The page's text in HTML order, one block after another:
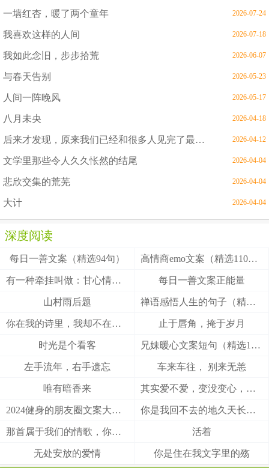
一墙红杏，暖了两个童年 2026-07-24
我喜欢这样的人间 2026-07-18
我如此念旧，步步拾荒 2026-06-07
与春天告别 2026-05-23
人间一阵晚风 2026-05-17
八月未央 2026-04-18
后来才发现，原来我们已经和很多人见完了最后一面 2026-04-12
文学里那些令人久久怅然的结尾 2026-04-04
悲欣交集的荒芜 2026-04-04
大计 2026-04-04
深度阅读
每日一善文案（精选94句） 高情商emo文案（精选110句）
有一种牵挂叫做：甘心情愿！ 每日一善文案正能量
山村雨后题 禅语感悟人生的句子（精选27句）
你在我的诗里，我却不在你的梦里 止于唇角，掩于岁月
时光是个看客 兄妹暖心文案短句（精选100句）
左手流年，右手遗忘 车来车往， 别来无恙
唯有暗香来 其实爱不爱，变没变心，身体最诚实
2024健身的朋友圈文案大全(精选49句) 你是我回不去的地久天长，我是你触不到的地老天荒
那首属于我们的情歌，你把结局唱给了谁 活着
无处安放的爱情 你是住在我文字里的殇